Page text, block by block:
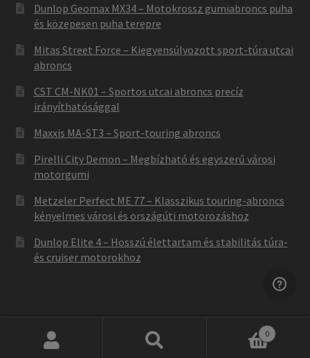
Dunlop Geomax MX34 – Motokrossz gumiabroncs puha
és közepesen puha terepre
Mitas Street Force – Kiegyensúlyozott sport-túra utcai
abroncs
CST CM-NK01 – Sportos utcai abroncs precíz
irányíthatósággal
Maxxis MA-ST3 – Sport-touring abroncs
Pirelli City Demon – Megbízható és egyszerű városi
motorgumi
Metzeler Perfect ME 77 – Klasszikus touring-abroncs
kényelmes városi és országúti motorozáshoz
Dunlop Elite 4 – Hosszú élettartam és stabilitás túra-
és cruiser motorokhoz
Keresés
0